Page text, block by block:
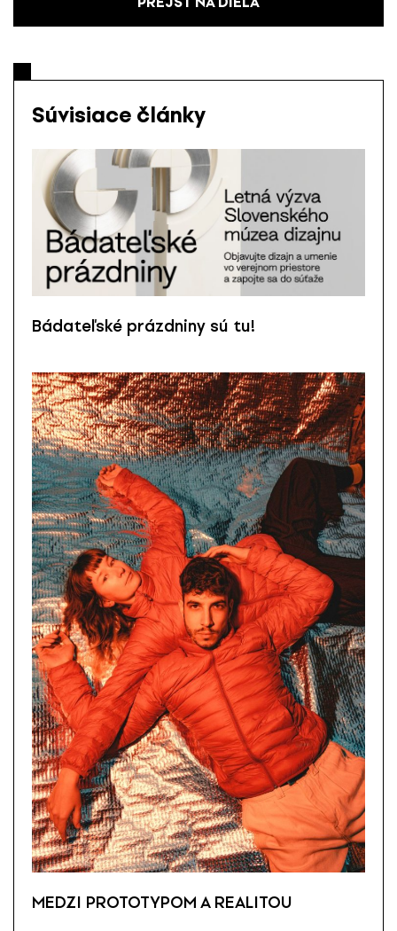
Súvisiace články
Bádateľské prázdniny sú tu!
MEDZI PROTOTYPOM A REALITOU